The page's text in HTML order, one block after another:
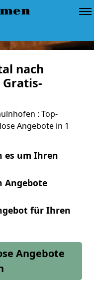
nach
: Top-
Angebote in 1
es um Ihren
Angebote
für Ihren
Angebote